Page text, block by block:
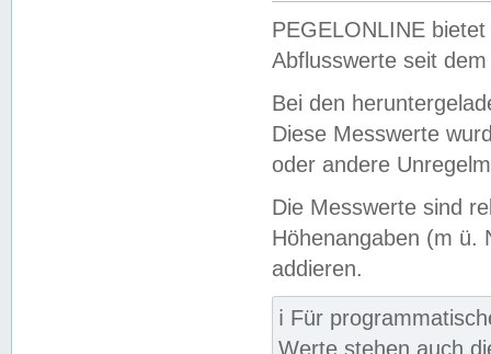
PEGELONLINE
Abflusswerte seit
Bei den
Diese Messwerte
oder andere
Die Messwerte sind
Höhenangaben (m ü.
addieren.
ℹ️ Für
Werte stehen auch